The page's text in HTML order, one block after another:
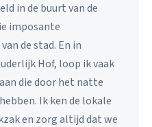
in de buurt van de
imposante
de stad. En in
Hof, loop ik vaak
die door het natte
Ik ken de lokale
en zorg altijd dat we